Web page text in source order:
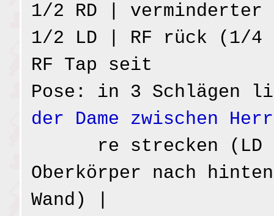
1/2 RD |
1/2 LD | RF rück (1/
RF Tap seit
Pose: in 3 Schlägen
der Dame zwischen
re strecken (LD
Oberkörper nach
Wand) |